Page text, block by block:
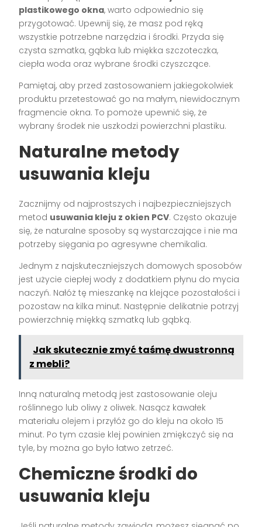
plastikowego okna, warto odpowiednio się
przygotować. Upewnij się, że masz pod ręką
wszystkie potrzebne narzędzia i środki. Przyda się
czysta szmatka, gąbka lub miękka szczoteczka,
ciepła woda oraz wybrane środki czyszczące.
Pamiętaj, aby przed zastosowaniem jakiegokolwiek
produktu przetestować go na małym, niewidocznym
fragmencie okna. To pomoże upewnić się, że
wybrany środek nie uszkodzi powierzchni plastiku.
Naturalne metody
usuwania kleju
Zacznijmy od najprostszych i najbezpieczniejszych
metod usuwania kleju z okien PCV. Często okazuje
się, że naturalne sposoby są wystarczające i nie ma
potrzeby sięgania po agresywne chemikalia.
Jednym z najskuteczniejszych domowych sposobów
jest użycie ciepłej wody z dodatkiem płynu do mycia
naczyń. Nałóż tę mieszankę na klejące pozostałości i
pozostaw na kilka minut. Następnie delikatnie potrzyj
powierzchnię miękką szmatką lub gąbką.
Jak skutecznie zmyć taśmę dwustronną
z mebli?
Inną naturalną metodą jest zastosowanie oleju
roślinnego lub oliwy z oliwek. Nasącz kawałek
materiału olejem i przyłóż go do kleju na około 15
minut. Po tym czasie klej powinien zmiękczyć się na
tyle, by można go było łatwo zetrzeć.
Chemiczne środki do
usuwania kleju